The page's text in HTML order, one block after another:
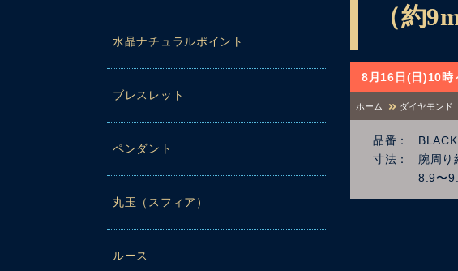
水晶ナチュラルポイント
ブレスレット
ペンダント
丸玉（スフィア）
ルース
（約
8月16日(日)10時
ホーム ダイヤモンド
品番
寸法
腕周り
8.9〜